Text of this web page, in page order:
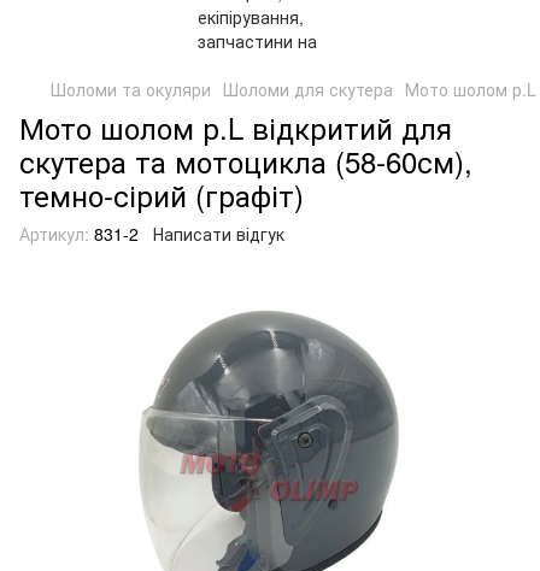
Шоломи та окуляри Шоломи для скутера Мото шолом р.L
Мото шолом р.L відкритий для
скутера та мотоцикла (58-60см),
темно-сірий (графіт)
Артикул: 831-2 Написати відгук